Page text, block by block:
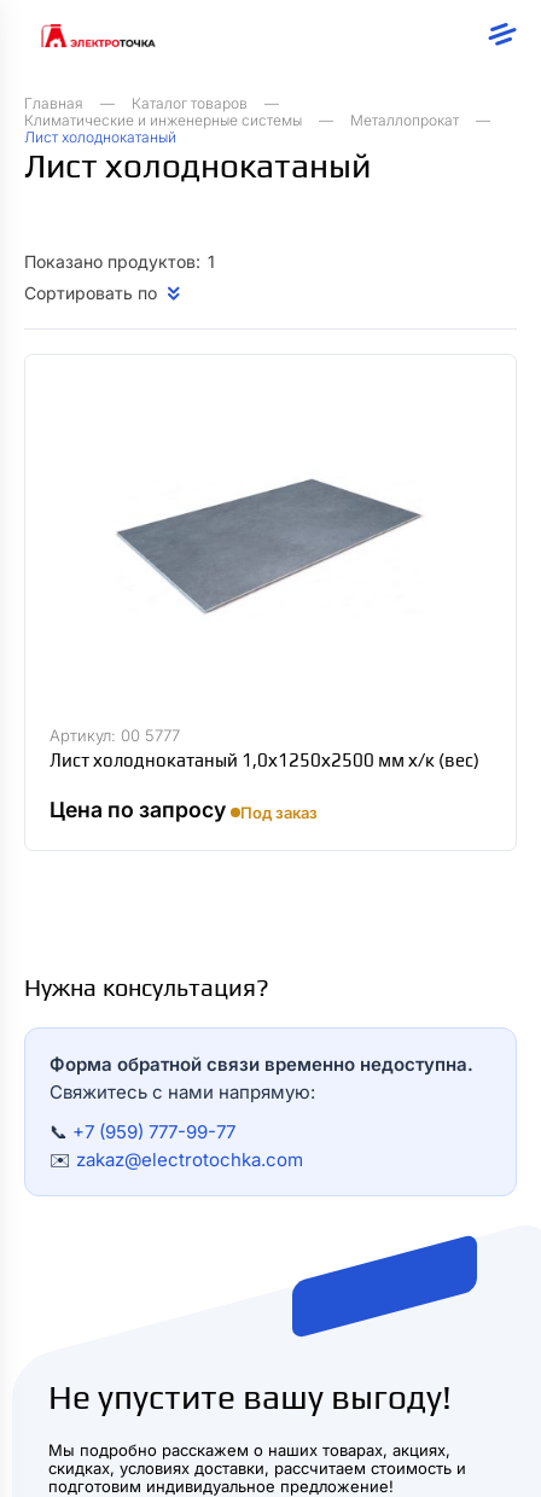
Главная
Каталог товаров
Климатические и инженерные системы
Металлопрокат
Лист холоднокатаный
Лист холоднокатаный
Показано продуктов: 1
Сортировать по
Артикул: 00 5777
Лист холоднокатаный 1,0х1250х2500 мм х/к (вес)
Цена по запросу Под заказ
Нужна консультация?
Форма обратной связи временно недоступна.
Свяжитесь с нами напрямую:
📞 +7 (959) 777-99-77
✉️ zakaz@electrotochka.com
Не упустите вашу выгоду!
Мы подробно расскажем о наших товарах, акциях,
скидках, условиях доставки, рассчитаем стоимость и
подготовим индивидуальное предложение!